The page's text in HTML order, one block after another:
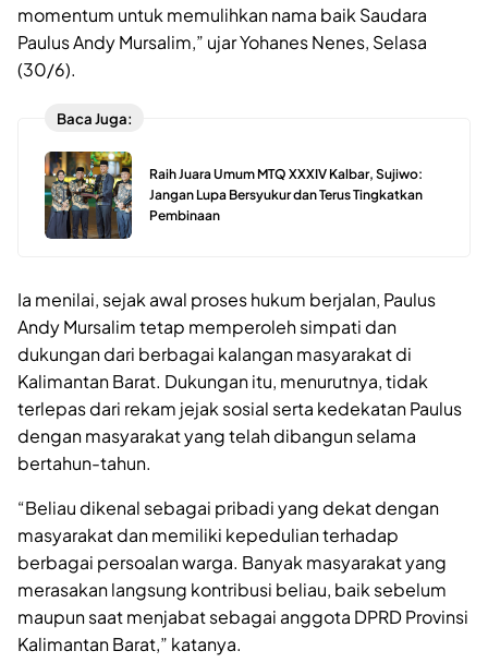
momentum untuk memulihkan nama baik Saudara
Paulus Andy Mursalim,” ujar Yohanes Nenes, Selasa
(30/6).
Baca Juga:
Raih Juara Umum MTQ XXXIV Kalbar, Sujiwo:
Jangan Lupa Bersyukur dan Terus Tingkatkan
Pembinaan
Ia menilai, sejak awal proses hukum berjalan, Paulus
Andy Mursalim tetap memperoleh simpati dan
dukungan dari berbagai kalangan masyarakat di
Kalimantan Barat. Dukungan itu, menurutnya, tidak
terlepas dari rekam jejak sosial serta kedekatan Paulus
dengan masyarakat yang telah dibangun selama
bertahun-tahun.
“Beliau dikenal sebagai pribadi yang dekat dengan
masyarakat dan memiliki kepedulian terhadap
berbagai persoalan warga. Banyak masyarakat yang
merasakan langsung kontribusi beliau, baik sebelum
maupun saat menjabat sebagai anggota DPRD Provinsi
Kalimantan Barat,” katanya.